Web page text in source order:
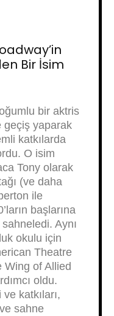
Bir İsim
bir aktris
geçiş yaparak
katkılarda
O isim
Tony olarak
(ve daha
ile
başlarına
Aynı
okulu için
Theatre
Wing of Allied
oldu.
katkıları,
sahne